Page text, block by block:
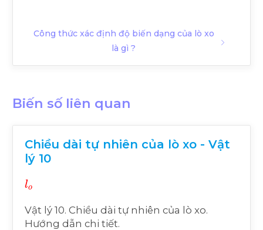
Công thức xác định độ biến dạng của lò xo
là gì ?
Biến số liên quan
Chiều dài tự nhiên của lò xo - Vật
lý 10
lo
Vật lý 10. Chiều dài tự nhiên của lò xo.
Hướng dẫn chi tiết.